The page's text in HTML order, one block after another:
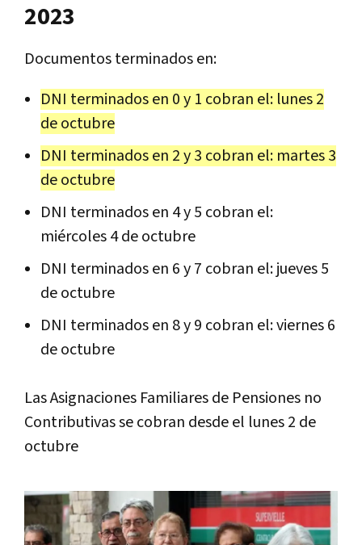
2023
Documentos terminados en:
DNI terminados en 0 y 1 cobran el: lunes 2
de octubre
DNI terminados en 2 y 3 cobran el: martes 3
de octubre
DNI terminados en 4 y 5 cobran el:
miércoles 4 de octubre
DNI terminados en 6 y 7 cobran el: jueves 5
de octubre
DNI terminados en 8 y 9 cobran el: viernes 6
de octubre
Las Asignaciones Familiares de Pensiones no
Contributivas se cobran desde el lunes 2 de
octubre